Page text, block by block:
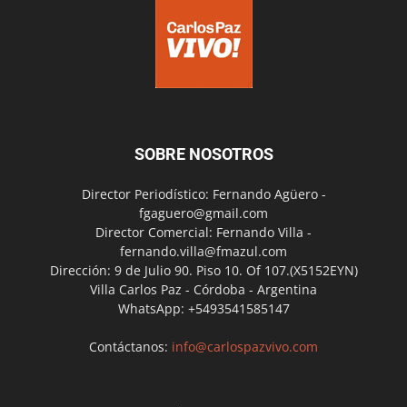
SOBRE NOSOTROS
Director Periodístico: Fernando Agüero -
fgaguero@gmail.com
Director Comercial: Fernando Villa -
fernando.villa@fmazul.com
Dirección: 9 de Julio 90. Piso 10. Of 107.(X5152EYN)
Villa Carlos Paz - Córdoba - Argentina
WhatsApp: +5493541585147
Contáctanos: info@carlospazvivo.com